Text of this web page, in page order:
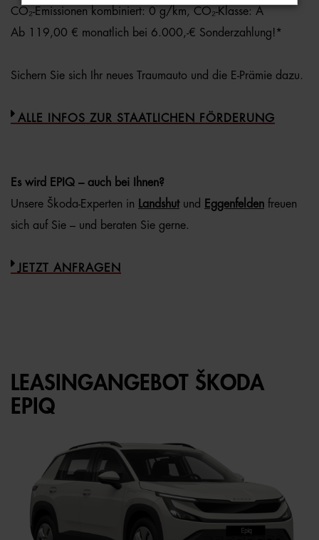
CO₂-Emissionen kombiniert: 0 g/km, CO₂-Klasse: A
Ab 119,00 € monatlich bei 6.000,-€ Sonderzahlung!*
Sichern Sie sich Ihr neues Traumauto und die E-Prämie dazu.
ALLE INFOS ZUR STAATLICHEN FÖRDERUNG
Es wird EPIQ – auch bei Ihnen?
Unsere Škoda-Experten in Landshutund Eggenfelden freuen
sich auf Sie – und beraten Sie gerne.
JETZT ANFRAGEN
LEASINGANGEBOT ŠKODA
EPIQ